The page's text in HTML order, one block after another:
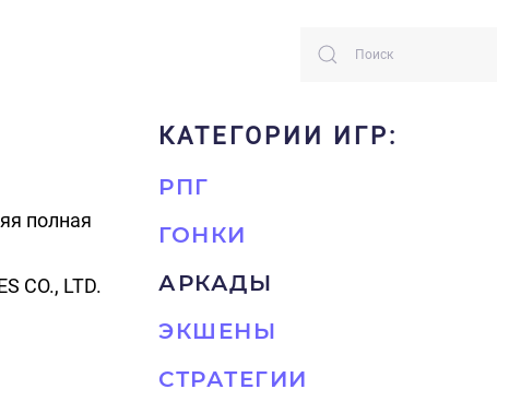
полная
CO., LTD.
КАТЕГОРИИ ИГР:
РПГ
ГОНКИ
АРКАДЫ
ЭКШЕНЫ
СТРАТЕГИИ